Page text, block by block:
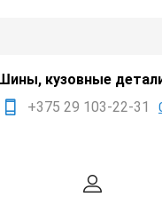
кузовные
+375 29 103-22-31
+375 29 666-12-68